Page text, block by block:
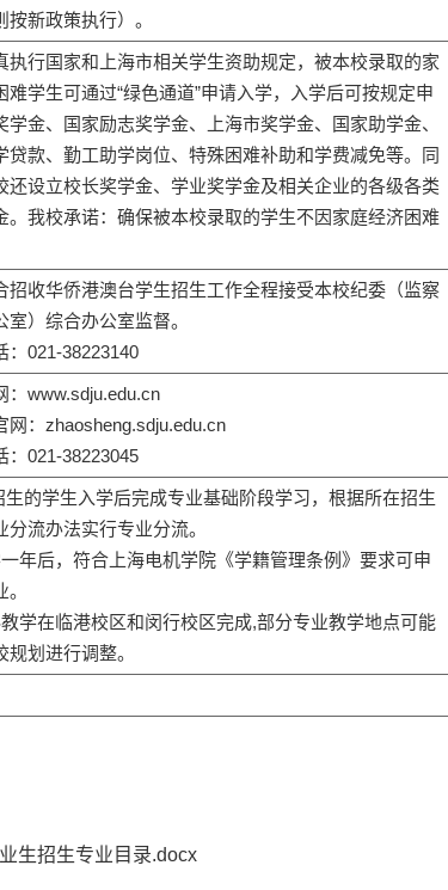
按新政策执行）。
执行国家和上海市相关学生资助规定，被本校录取的家
难学生可通过“绿色通道”申请入学，入学后可按规定申
学金、国家励志奖学金、上海市奖学金、国家助学金、
贷款、勤工助学岗位、特殊困难补助和学费减免等。同
还设立校长奖学金、学业奖学金及相关企业的各级各类
。我校承诺：确保被本校录取的学生不因家庭经济困难
招收华侨港澳台学生招生工作全程接受本校纪委（监察
室）综合办公室监督。
：021-38223140
：www.sdju.edu.cn
网：zhaosheng.sdju.edu.cn
：021-38223045
生的学生入学后完成专业基础阶段学习，根据所在招生
分流办法实行专业分流。
年后，符合上海电机学院《学籍管理条例》要求可申
学在临港校区和闵行校区完成,部分专业教学地点可能
规划进行调整。
生招生专业目录.docx